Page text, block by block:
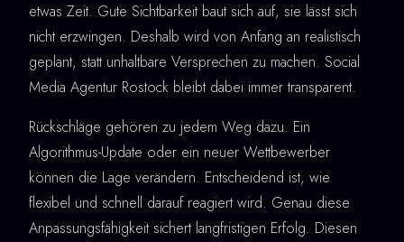
etwas Zeit. Gute Sichtbarkeit baut sich auf, sie lässt sich
nicht erzwingen. Deshalb wird von Anfang an realistisch
geplant, statt unhaltbare Versprechen zu machen. Social
Media Agentur Rostock bleibt dabei immer transparent.
Rückschläge gehören zu jedem Weg dazu. Ein
Algorithmus-Update oder ein neuer Wettbewerber
können die Lage verändern. Entscheidend ist, wie
flexibel und schnell darauf reagiert wird. Genau diese
Anpassungsfähigkeit sichert langfristigen Erfolg. Diesen